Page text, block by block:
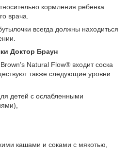
кормления ребенка
врача.
всегда должны находиться
Доктор Браун
Natural Flow® входит соска
также следующие уровни
детей с ослабленными
кашами и соками с мякотью,